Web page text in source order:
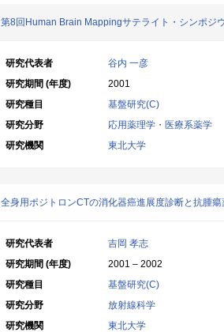
第8回Human Brain Mappingサテライト・シンポジ
研究代表者
谷内 一彦
研究期間 (年度)
2001
研究種目
基盤研究(C)
研究分野
応用薬理学・医療系薬学
研究機関
東北大学
全身用ポジトロンCTの消化器癌進展度診断と抗腫
研究代表者
吉岡 孝志
研究期間 (年度)
2001 – 2002
研究種目
基盤研究(C)
研究分野
放射線科学
研究機関
東北大学